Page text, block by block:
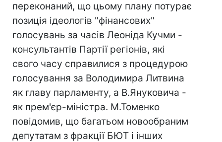
переконаний, що цьому плану потурає
позиція ідеологів "фінансових"
голосувань за часів Леоніда Кучми -
консультантів Партії регіонів, які
свого часу справилися з процедурою
голосування за Володимира Литвина
як главу парламенту, а В.Януковича -
як прем'єр-міністра. М.Томенко
повідомив, що багатьом новообраним
депутатам з фракції БЮТ і інших